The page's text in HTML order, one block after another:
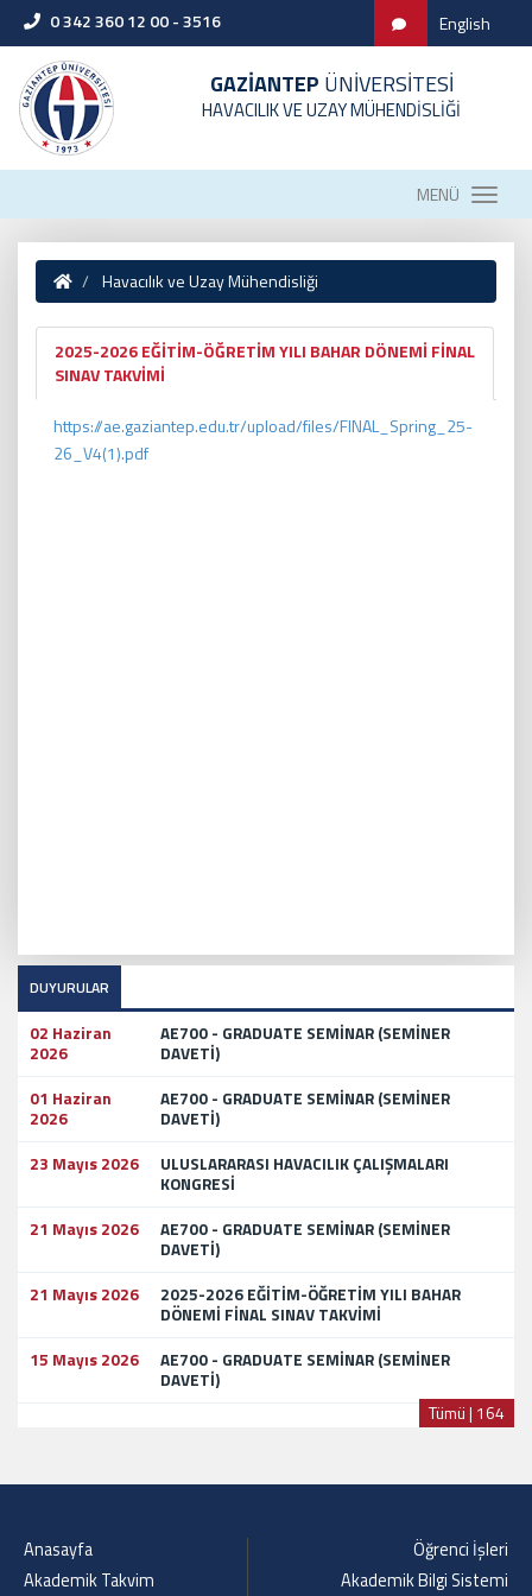
0 342 360 12 00 - 3516 English
GAZİANTEP ÜNİVERSİTESİ
HAVACILIK VE UZAY MÜHENDİSLİĞİ
MENÜ
Havacılık ve Uzay Mühendisliği
2025-2026 EĞİTİM-ÖĞRETİM YILI BAHAR DÖNEMİ FİNAL
SINAV TAKVİMİ
https://ae.gaziantep.edu.tr/upload/files/FINAL_Spring_25-
26_V4(1).pdf
DUYURULAR
02 Haziran
2026
AE700 - GRADUATE SEMİNAR (SEMİNER
DAVETİ)
01 Haziran
2026
AE700 - GRADUATE SEMİNAR (SEMİNER
DAVETİ)
23 Mayıs 2026
ULUSLARARASI HAVACILIK ÇALIŞMALARI
KONGRESİ
21 Mayıs 2026
AE700 - GRADUATE SEMİNAR (SEMİNER
DAVETİ)
21 Mayıs 2026
2025-2026 EĞİTİM-ÖĞRETİM YILI BAHAR
DÖNEMİ FİNAL SINAV TAKVİMİ
15 Mayıs 2026
AE700 - GRADUATE SEMİNAR (SEMİNER
DAVETİ)
Tümü | 164
Anasayfa
Akademik Takvim
Öğrenci İşleri
Akademik Bilgi Sistemi